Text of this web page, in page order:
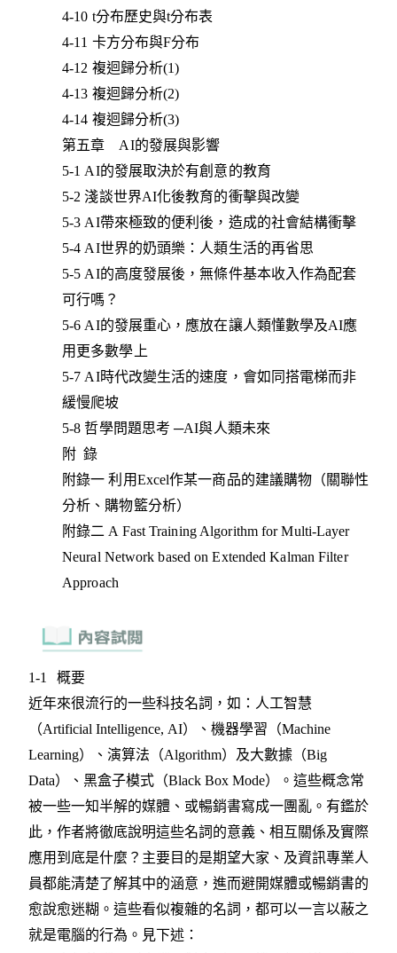
4-10 t分布歷史與t分布表
4-11 卡方分布與F分布
4-12 複迴歸分析(1)
4-13 複迴歸分析(2)
4-14 複迴歸分析(3)
第五章 AI的發展與影響
5-1 AI的發展取決於有創意的教育
5-2 淺談世界AI化後教育的衝擊與改變
5-3 AI帶來極致的便利後，造成的社會結構衝擊
5-4 AI世界的奶頭樂：人類生活的再省思
5-5 AI的高度發展後，無條件基本收入作為配套
可行嗎？
5-6 AI的發展重心，應放在讓人類懂數學及AI應
用更多數學上
5-7 AI時代改變生活的速度，會如同搭電梯而非
緩慢爬坡
5-8 哲學問題思考 ─AI與人類未來
附 錄
附錄一 利用Excel作某一商品的建議購物（關聯性
分析、購物籃分析）
附錄二 A Fast Training Algorithm for Multi-Layer
Neural Network based on Extended Kalman Filter
Approach